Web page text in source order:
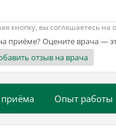
кнопку, вы соглашаетесь на
приёме? Оцените врача —
отзыв на врача
приёма Опыт работы